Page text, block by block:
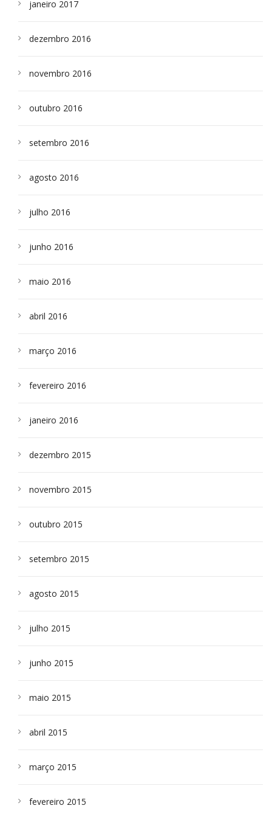
janeiro 2017
dezembro 2016
novembro 2016
outubro 2016
setembro 2016
agosto 2016
julho 2016
junho 2016
maio 2016
abril 2016
março 2016
fevereiro 2016
janeiro 2016
dezembro 2015
novembro 2015
outubro 2015
setembro 2015
agosto 2015
julho 2015
junho 2015
maio 2015
abril 2015
março 2015
fevereiro 2015